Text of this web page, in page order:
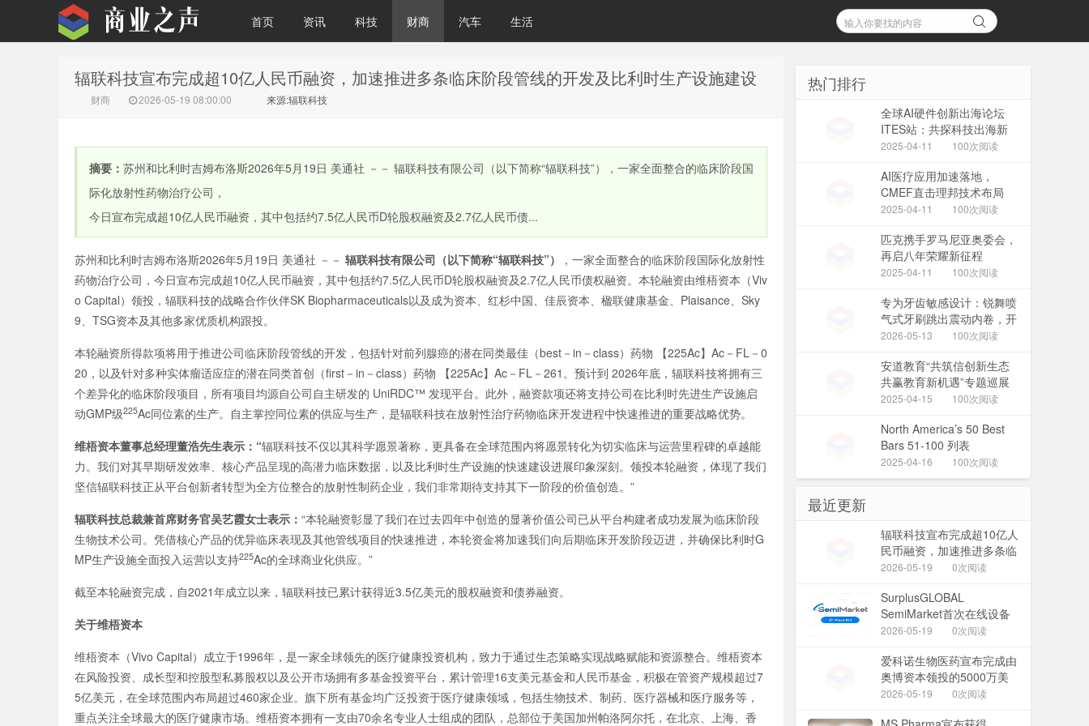
商业之声
首页 资讯 科技 财商 汽车 生活
辐联科技宣布完成超10亿人民币融资，加速推进多条临床阶段管线的开发及比利时生产设施建设
财商 2026-05-19 08:00:00 来源:辐联科技
摘要： 苏州和比利时吉姆布洛斯2026年5月19日 美通社 －－ 辐联科技有限公司（以下简称“辐联科技”），一家全面整合的临床阶段国
际化放射性药物治疗公司，
今日宣布完成超10亿人民币融资，其中包括约7.5亿人民币D轮股权融资及2.7亿人民币债...
苏州和比利时吉姆布洛斯2026年5月19日 美通社 －－ 辐联科技有限公司（以下简称“辐联科技”）
，一家全面整合的临床阶段国际化放射性
药物治疗公司， 今日宣布完成超10亿人民币融资，其中包括约7.5亿人民币D轮股权融资及2.7亿人民币债权融资。本轮融资由维梧资本（Viv
o Capital）领投，辐联科技的战略合作伙伴SK Biopharmaceuticals以及成为资本、红杉中国、佳辰资本、楹联健康基金、Plaisance、Sky
9、 TSG资本及其他多家优质机构跟投。
本轮融资所得款项将用于推进公司临床阶段管线的开发 ，包括针对前列腺癌的潜在同类最佳（best－in－class）药物 【225Ac】Ac－FL－0
20，以及针对多种实体瘤适应症的潜在同类首创（first－in－class）药物 【225Ac】Ac－FL－261。预计到 2026年底，辐联科技将拥有三
个差异化的临床阶段项目，所有项目均源自公司自主研发的 UniRDC™ 发现平台。此外，融资款项还将支持公司在比利时先进生产设施启
动GMP级225Ac同位素的生产。自主掌控同位素的供应与生产，是辐联科技在放射性治疗药物临床开发进程中快速推进的重要战略优势。
维梧资本董事总经理董浩先生表示：“辐联科技不仅以其科学愿景著称，更具备在全球范围内将愿景转化为切实临床与运营里程碑的卓越能
力。我们对其早期研发效率、核心产品呈现的高潜力临床数据，以及比利时生产设施的快速建设进展印象深刻。领投本轮融资，体现了我们
坚信辐联科技正从平台创新者转型为全方位整合的放射性制药企业，我们非常期待支持其下一阶段的价值创造。”
辐联科技总裁兼首席财务官吴艺霞女士表示： “本轮融资彰显了我们在过去四年中创造的显著价值公司已从平台构建者成功发展为临床阶段
生物技术公司。凭借核心产品的优异临床表现及其他管线项目的快速推进，本轮资金将加速我们向后期临床开发阶段迈进，并确保比利时G
MP生产设施全面投入运营以支持225Ac的全球商业化供应。”
截至本轮融资完成，自2021年成立以来，辐联科技已累计获得近3.5亿美元的股权融资和债券融资。
关于维梧资本
维梧资本（Vivo Capital）成立于1996年，是一家全球领先的医疗健康投资机构，致力于通过生态策略实现战略赋能和资源整合。维梧资本
在风险投资、成长型和控股型私募股权以及公开市场拥有多基金投资平台，累计管理16支美元基金和人民币基金，积极在管资产规模超过7
5亿美元，在全球范围内布局超过460家企业。旗下所有基金均广泛投资于医疗健康领域，包括生物技术、制药、医疗器械和医疗服务等，
重点关注全球最大的医疗健康市场。维梧资本拥有一支由70余名专业人士组成的团队，总部位于美国加州帕洛阿尔托，在北京、上海、香
热门排行
全球AI硬件创新出海论坛
ITES站：共探科技出海新
机遇
2025-04-11 100次阅读
AI医疗应用加速落地，
CMEF直击理邦技术布局
2025-04-11 100次阅读
匹克携手罗马尼亚奥委会，
再启八年荣耀新征程
2025-04-11 100次阅读
专为牙齿敏感设计：锐舞喷
气式牙刷跳出震动内卷，开
辟温和清洁新路径
2026-05-13 100次阅读
安道教育“共筑信创新生态
共赢教育新机遇”专题巡展
系列活动 ——邯郸站圆满
2025-04-15 100次阅读
North America’s 50 Best
Bars 51-100 列表
2025-04-16 100次阅读
最近更新
辐联科技宣布完成超10亿人
民币融资，加速推进多条临
床阶段管线的开发及比利时
2026-05-19 0次阅读
SurplusGLOBAL
SemiMarket首次在线设备
竞拍吸引40余家全球买家参
2026-05-19 0次阅读
爱科诺生物医药宣布完成由
奥博资本领投的5000万美
元C轮融资，加速推进用于
2026-05-19 0次阅读